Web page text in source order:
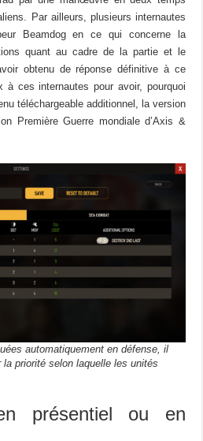
Par ailleurs, plusieurs internautes
Beamdog en ce qui concerne la
quant au cadre de la partie et le
obtenu de réponse définitive à ce
ces internautes pour avoir, pourquoi
téléchargeable additionnel, la version
Première Guerre mondiale d’Axis &
automatiquement en défense, il
priorité selon laquelle les unités
présentiel ou en